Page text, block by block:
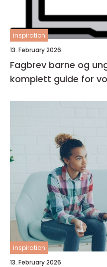
inspiration
13. February 2026
Fagbrev barne og
komplett guide for
inspiration
13. February 2026